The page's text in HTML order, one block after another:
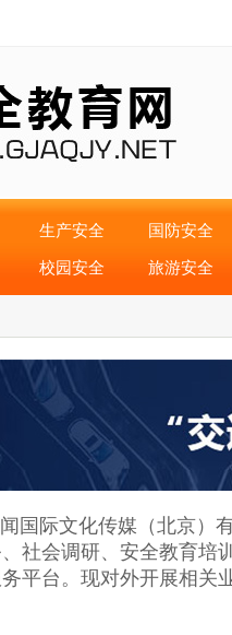
生产安全 国防安全
校园安全 旅游安全
国际文化传媒（北京）
社会调研、安全教育培
平台。现对外开展相关